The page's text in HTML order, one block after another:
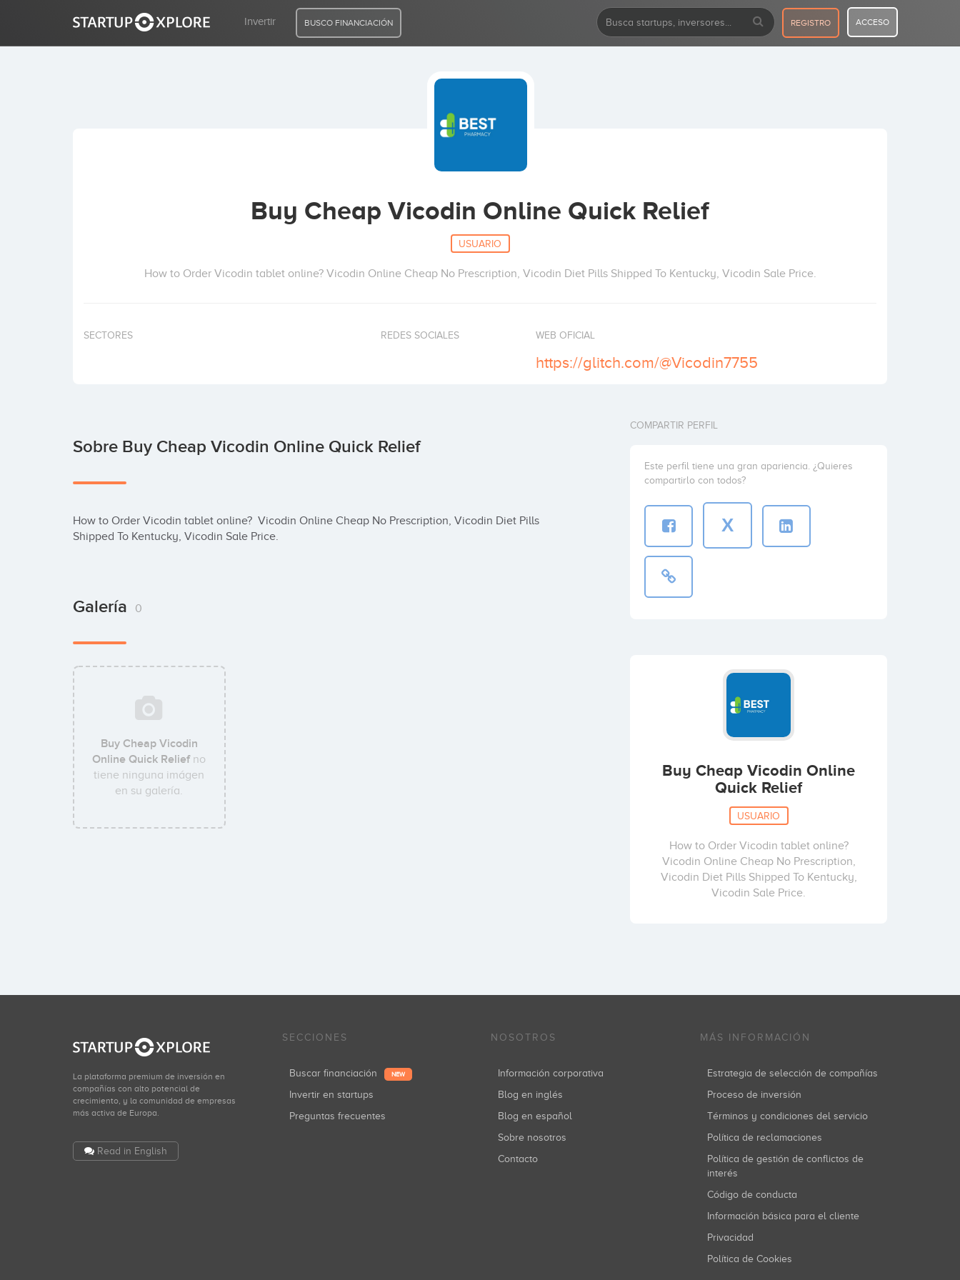
Invertir BUSCO FINANCIACIÓN REGISTRO ACCESO
Buy Cheap Vicodin Online Quick Relief
USUARIO
How to Order Vicodin tablet online? Vicodin Online Cheap No Prescription, Vicodin Diet Pills Shipped To Kentucky, Vicodin Sale Price.
SECTORES REDES SOCIALES WEB OFICIAL
https://glitch.com/@Vicodin7755
Sobre Buy Cheap Vicodin Online Quick Relief
How to Order Vicodin tablet online?  Vicodin Online Cheap No Prescription, Vicodin Diet Pills
Shipped To Kentucky, Vicodin Sale Price.
Galería 0
Buy Cheap Vicodin
Online Quick Reliefno
tiene ninguna imágen
en su galería.
COMPARTIR PERFIL
Este perfil tiene una gran apariencia. ¿Quieres
compartirlo con todos?
X
Buy Cheap Vicodin Online
Quick Relief
USUARIO
How to Order Vicodin tablet online?
Vicodin Online Cheap No Prescription,
Vicodin Diet Pills Shipped To Kentucky,
Vicodin Sale Price.
La plataforma premium de inversión en
compañías con alto potencial de
crecimiento, y la comunidad de empresas
más activa de Europa.
Read in English
SECCIONES
Buscar financiación NEW
Invertir en startups
Preguntas frecuentes
NOSOTROS
Información corporativa
Blog en inglés
Blog en español
Sobre nosotros
Contacto
MÁS INFORMACIÓN
Estrategia de selección de compañías
Proceso de inversión
Términos y condiciones del servicio
Política de reclamaciones
Política de gestión de conflictos de
interés
Código de conducta
Información básica para el cliente
Privacidad
Política de Cookies